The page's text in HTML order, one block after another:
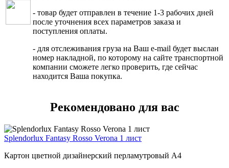
- товар будет отправлен в течение 1-3 рабочих дней
после уточнения всех параметров заказа и
поступления оплаты.
- для отслеживания груза на Ваш e-mail будет выслан
номер накладной, по которому на сайте транспортной
компании сможете легко проверить, где сейчас
находится Ваша покупка.
Рекомендовано для вас
Splendorlux Fantasy Rosso Verona 1 лист
Картон цветной дизайнерский перламутровый А4